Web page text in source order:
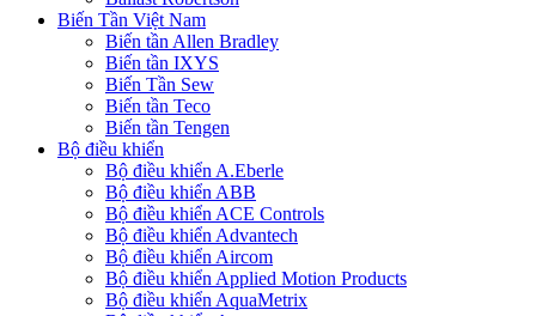
Biến Tần Việt Nam
Biến tần Allen Bradley
Biến tần IXYS
Biến Tần Sew
Biến tần Teco
Biến tần Tengen
Bộ điều khiển
Bộ điều khiển A.Eberle
Bộ điều khiển ABB
Bộ điều khiển ACE Controls
Bộ điều khiển Advantech
Bộ điều khiển Aircom
Bộ điều khiển Applied Motion Products
Bộ điều khiển AquaMetrix